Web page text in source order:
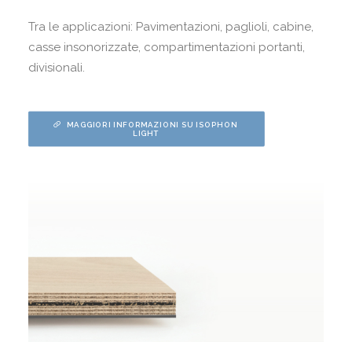
Tra le applicazioni: Pavimentazioni, paglioli, cabine,
casse insonorizzate, compartimentazioni portanti,
divisionali.
MAGGIORI INFORMAZIONI SU ISOPHON
LIGHT